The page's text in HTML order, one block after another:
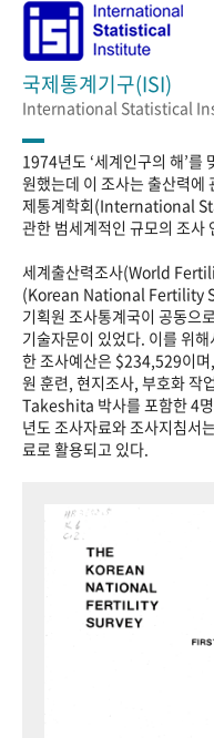
국제통계기구(ISI)
International Statistical
1974년도 ‘세계인구의 해’를
원했는데 이 조사는 출산력에
제통계학회(International
관한 범세계적인 규모의 조사
세계출산력조사(World
(Korean National Fertility
기획원 조사통계국이 공동으
기술자문이 있었다. 이를 위
한 조사예산은 $234,529이며
원 훈련, 현지조사, 부호화 작
Takeshita 박사를 포함한 4
년도 조사자료와 조사지침서
료로 활용되고 있다.